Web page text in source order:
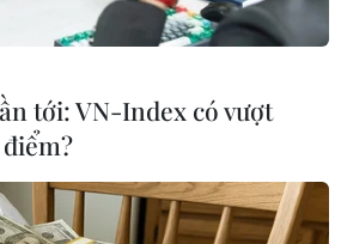
tới: VN-Index có vượt